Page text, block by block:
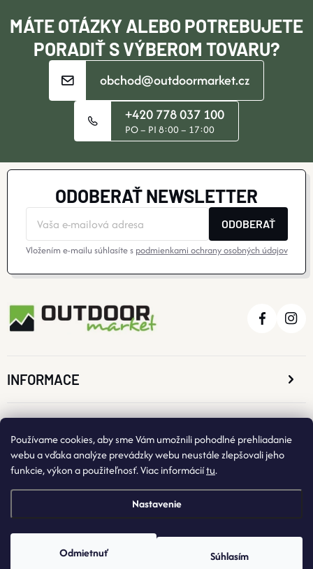
Používame cookies, aby sme Vám umožnili pohodlné prehliadanie
webu a vďaka analýze prevádzky webu neustále zlepšovali jeho
funkcie, výkon a použiteľnosť. Viac informáciítu.
Nastavenie
Odmietnuť Súhlasím
MÁTE OTÁZKY ALEBO POTREBUJETE
PORADIŤ S VÝBEROM TOVARU?
obchod@outdoormarket.cz
+420 778 037 100
PO – PI 8:00 – 17:00
ODOBERAŤ NEWSLETTER
ODOBERAŤ
Vložením e-mailu súhlasíte s podmienkami ochrany osobných údajov
INFORMACE
KONTAKTNÉ ÚDAJE
Copyright 2026OutdoorMarket . Všetky práva vyhradené.